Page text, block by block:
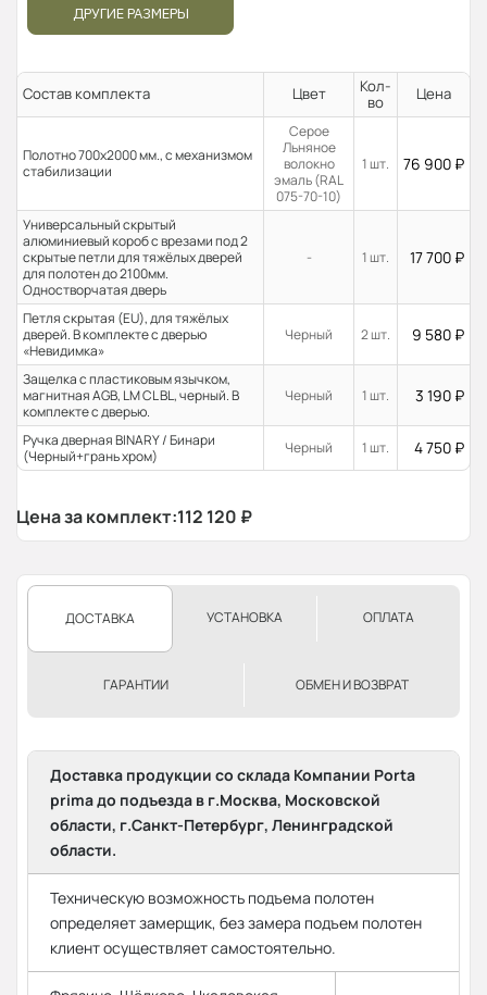
ДРУГИЕ РАЗМЕРЫ
Состав комплекта Цвет
Кол-
во
Цена
Полотно 700x2000 мм., с механизмом
стабилизации
Серое
Льняное
волокно
эмаль (RAL
075-70-10)
1 шт. 76 900 ₽
Универсальный скрытый
алюминиевый короб с врезами под 2
скрытые петли для тяжёлых дверей
для полотен до 2100мм.
Одностворчатая дверь
- 1 шт. 17 700 ₽
Петля скрытая (EU), для тяжёлых
дверей. В комплекте с дверью
«Невидимка»
Черный 2 шт. 9 580 ₽
Защелка с пластиковым язычком,
магнитная AGB, LM CL BL, черный. В
комплекте с дверью.
Черный 1 шт. 3 190 ₽
Ручка дверная BINARY / Бинари
(Черный+грань хром)
Черный 1 шт. 4 750 ₽
Цена за комплект:112 120 ₽
ДОСТАВКА УСТАНОВКА ОПЛАТА
ГАРАНТИИ ОБМЕН И ВОЗВРАТ
Доставка продукции со склада Компании Porta
prima до подъезда в г.Москва, Московской
области, г.Санкт-Петербург, Ленинградской
области.
Техническую возможность подъема полотен
определяет замерщик, без замера подъем полотен
клиент осуществляет самостоятельно.